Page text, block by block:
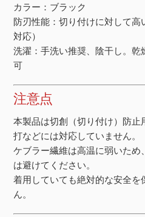
カラー：ブラック
防刃性能：切り付けに対して
対応）
洗濯：手洗い推奨、陰干し。乾
可
注意点
本製品は切創（切り付け）防止
打などには対応していません。
ケブラー繊維は高温に弱いため
は避けてください。
着用していても絶対的な安全
ん。